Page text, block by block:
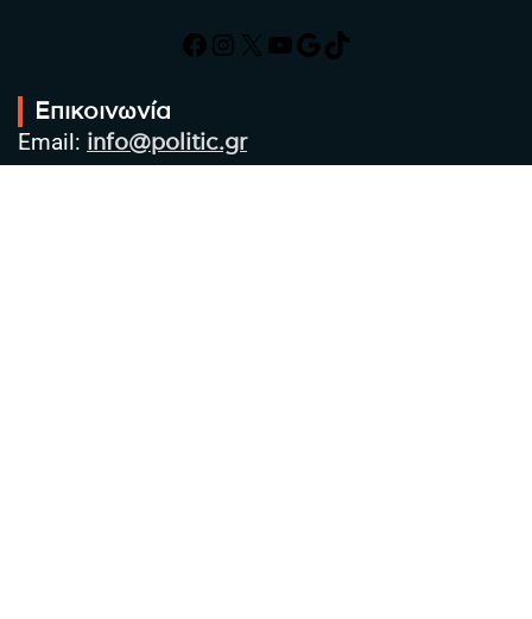
Facebook
Instagram
X YouTube
Google
TikTok
Επικοινωνία
Email: info@politic.gr
Τηλ: